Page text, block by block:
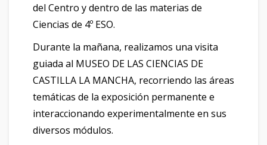
del Centro y dentro de las materias de
Ciencias de 4º ESO.
Durante la mañana, realizamos una visita
guiada al MUSEO DE LAS CIENCIAS DE
CASTILLA LA MANCHA, recorriendo las áreas
temáticas de la exposición permanente e
interaccionando experimentalmente en sus
diversos módulos.